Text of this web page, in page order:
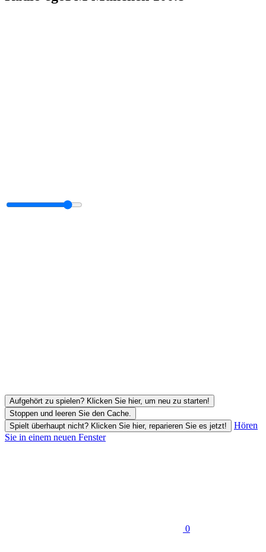
Aufgehört zu spielen? Klicken Sie hier, um neu zu starten!
Stoppen und leeren Sie den Cache.
Spielt überhaupt nicht? Klicken Sie hier, reparieren Sie es jetzt!
Hören
Sie in einem neuen Fenster
0